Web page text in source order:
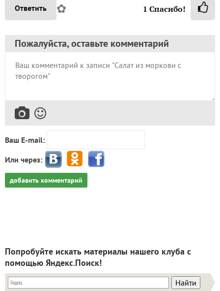
Ответить ✿ 1 Спасибо!
Пожалуйста, оставьте комментарий
Ваш E-mail:
Или через:
добавить комментарий
Попробуйте искать материалы нашего клуба с
помощью Яндекс.Поиск!